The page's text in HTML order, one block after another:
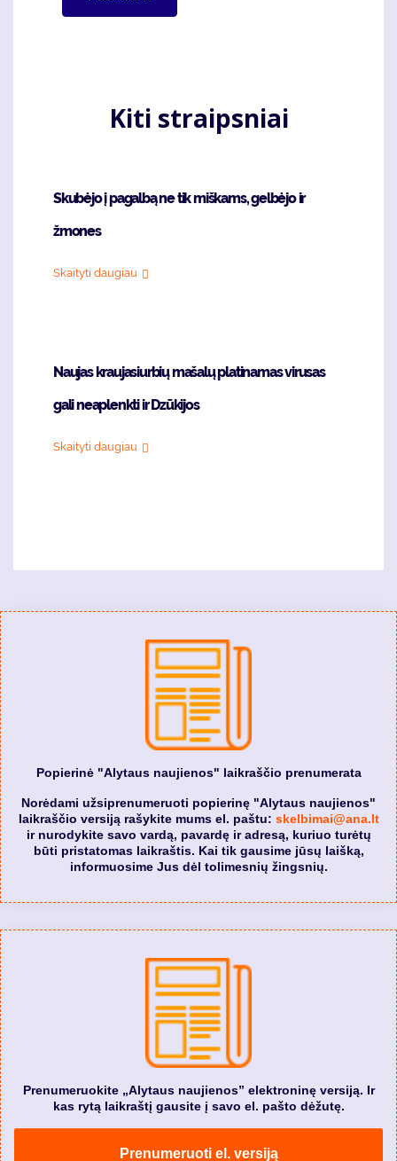
Kiti straipsniai
Skubėjo į pagalbą ne tik miškams, gelbėjo ir
žmones
Skaityti daugiau
Naujas kraujasiurbių mašalų platinamas virusas
gali neaplenkti ir Dzūkijos
Skaityti daugiau
Popierinė "Alytaus naujienos" laikraščio prenumerata
Norėdami užsiprenumeruoti popierinę "Alytaus naujienos"
laikraščio versiją rašykite mums el. paštu: skelbimai@ana.lt
ir nurodykite savo vardą, pavardę ir adresą, kuriuo turėtų
būti pristatomas laikraštis. Kai tik gausime jūsų laišką,
informuosime Jus dėl tolimesnių žingsnių.
Prenumeruokite „Alytaus naujienos” elektroninę versiją. Ir
kas rytą laikraštį gausite į savo el. pašto dėžutę.
Prenumeruoti el. versiją